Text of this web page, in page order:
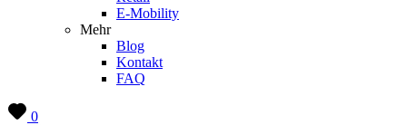
E-Mobility
Mehr
Blog
Kontakt
FAQ
0